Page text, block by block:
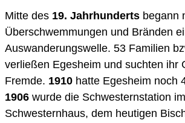
Mitte des 19. Jahrhunderts begann
Überschwemmungen und Bränden
Auswanderungswelle. 53 Familien
verließen Egesheim und suchten ihr
Fremde. 1910 hatte Egesheim noch
1906 wurde die Schwesternstation
Schwesternhaus, dem heutigen